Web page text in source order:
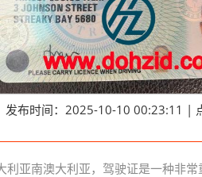
发布时间：2025-10-10 00:23:11 |
利亚南澳大利亚，驾驶证是一种非